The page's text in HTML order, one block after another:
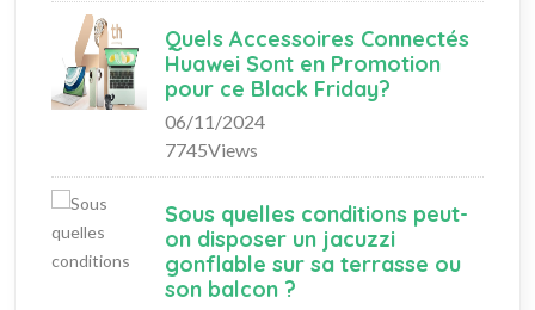
Quels Accessoires Connectés
Huawei Sont en Promotion
pour ce Black Friday?
06/11/2024
7745Views
Sous quelles conditions peut-
on disposer un jacuzzi
gonflable sur sa terrasse ou
son balcon ?